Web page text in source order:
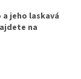
a jeho laskavá
na